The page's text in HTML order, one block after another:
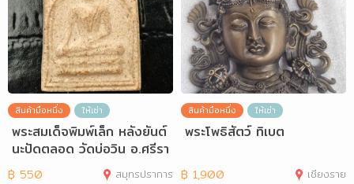
สินค้ามือหนึ่ง ให้เช่า
พระสมเด็จพิมพ์เล็ก หลังยันต์
นะปัดตลอด วัดบ่อวิน อ.ศรีรา
ชา จ
฿ 550 สมุทรปราการ
สินค้ามือหนึ่ง ให้เช่า
พระโพธิสัตว์ ทิเบต
฿ 1,900 เชียงราย